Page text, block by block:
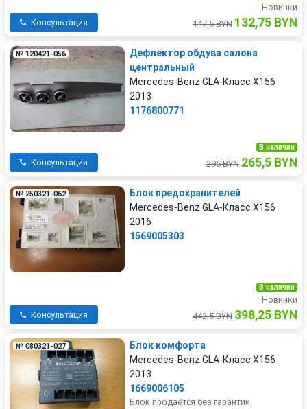
Консультация
Новинки
147,5 BYN 132,75 BYN
№ 120421-056
Дефлектор обдува салона
центральный
Mercedes-Benz GLA-Класс X156
2013
1176800771
Консультация
В наличии
295 BYN 265,5 BYN
№ 250321-062
Блок предохранителей
Mercedes-Benz GLA-Класс X156
2016
1569005303
Консультация
В наличии
Новинки
442,5 BYN 398,25 BYN
№ 080321-027
Блок комфорта
Mercedes-Benz GLA-Класс X156
2013
1669006105
Блок продаётся без гарантии.